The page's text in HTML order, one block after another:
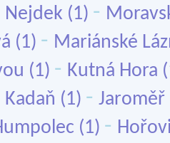
Nejdek (1) -
(1) - Mariánské
(1) - Kutná Hora
Kadaň (1) - Jaroměř
(1) -